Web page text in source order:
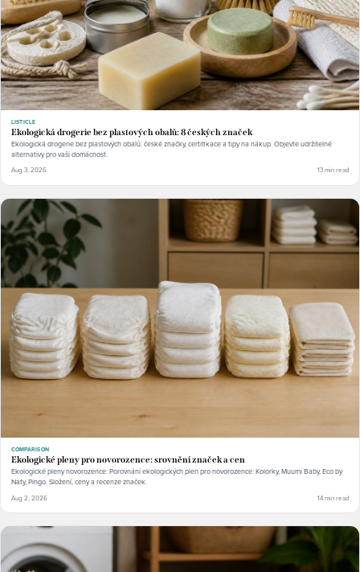
LISTICLE
Ekologická drogerie bez plastových obalů: 8 českých značek
Ekologická drogerie bez plastových obalů: české značky, certifikace a tipy na nákup. Objevte udržitelné
alternativy pro vaši domácnost.
Aug 3, 2026 13 min read
COMPARISON
Ekologické pleny pro novorozence: srovnění značek a cen
Ekologické pleny novorozence: Porovnání ekologických plen pro novorozence: Kolorky, Muumi Baby, Eco by
Naty, Pingo. Složení, ceny a recenze značek.
Aug 2, 2026 14 min read